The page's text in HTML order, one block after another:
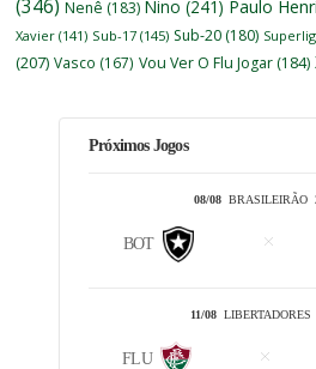
(346) Nenê (183) Nino (241) Paulo
Xavier (141) Sub-17 (145) Sub-20 (180)
(207) Vasco (167) Vou Ver O Flu Jogar (184)
Próximos Jogos
08/08BRASILEIRÃO
BOT
11/08LIBERTADORES
FLU